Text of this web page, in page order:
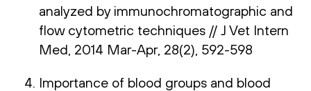
analyzed by immunochromatographic and
flow cytometric techniques // J Vet Intern
Med, 2014 Mar-Apr, 28(2), 592-598
Importance of blood groups and blood